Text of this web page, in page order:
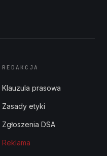
REDAKCJA
Klauzula prasowa
Zasady etyki
Zgłoszenia DSA
Reklama